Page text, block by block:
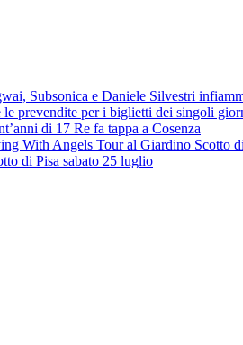
Subsonica e Daniele Silvestri
prevendite per i biglietti dei singoli
di 17 Re fa tappa a Cosenza
With Angels Tour al Giardino Scotto
di Pisa sabato 25 luglio